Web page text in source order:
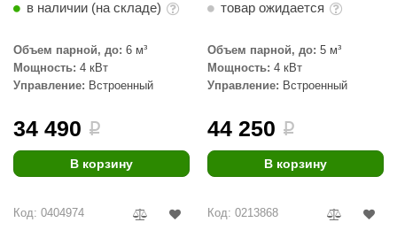
Термо
в наличии (на складе)
Объем парной, до: 6 м³
Мощность: 4 кВт
Управление: Встроенный
34 490 i
В корзину
товар ожидается
Объем парной, до: 5 м³
Мощность: 4 кВт
Управление: Встроенный
44 250 i
В корзину
Код: 0404974 Код: 0213868